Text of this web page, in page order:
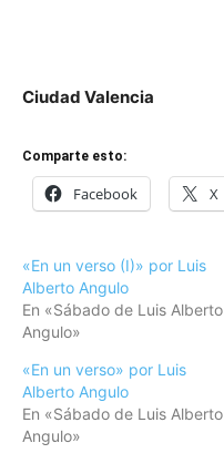
Ciudad Valencia
Comparte esto:
Facebook X
«En un verso (I)» por Luis
Alberto Angulo
En «Sábado de Luis Alberto
Angulo»
«En un verso» por Luis
Alberto Angulo
En «Sábado de Luis Alberto
Angulo»